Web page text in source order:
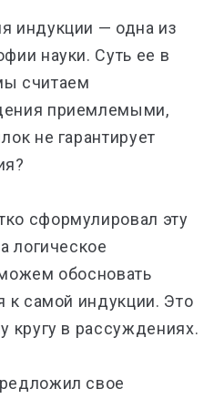
индукции — одна из
науки. Суть ее в
считаем
приемлемыми,
не гарантирует
сформулировал эту
логическое
обосновать
к самой индукции. Это
кругу в рассуждениях.
свое